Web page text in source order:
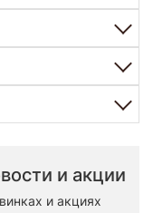
и акции
и акциях